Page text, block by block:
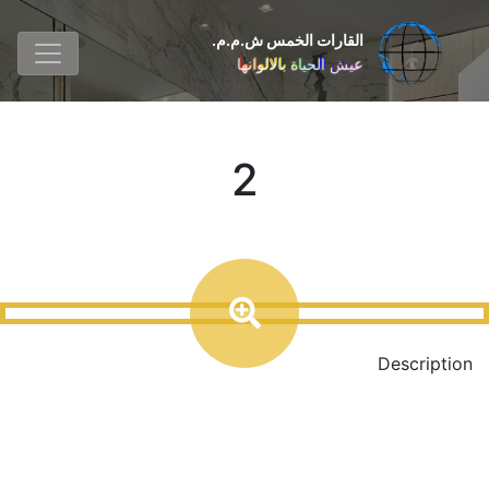
القارات الخمس ش.م.م.
عيش الحياة بالالوانها
2
Description